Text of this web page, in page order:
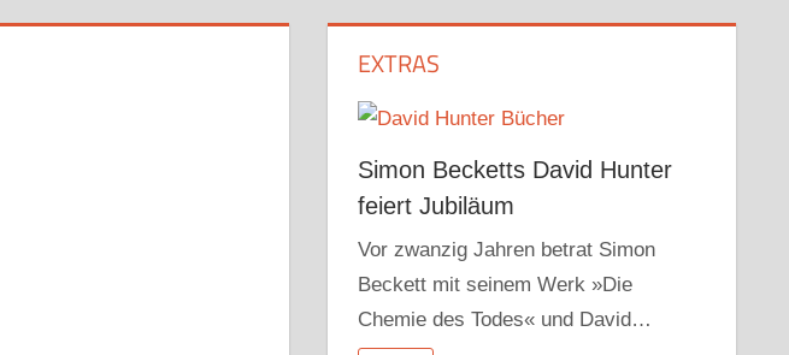
EXTRAS
Simon Becketts David Hunter
feiert Jubiläum
Vor zwanzig Jahren betrat Simon
Beckett mit seinem Werk »Die
Chemie des Todes« und David…